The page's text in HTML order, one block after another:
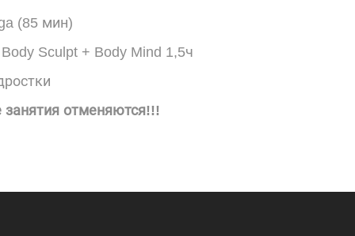
(85 мин)
Sculpt + Body Mind 1,5ч
занятия отменяются!!!